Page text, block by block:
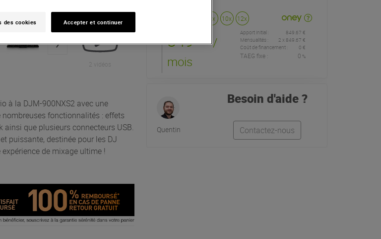
2 vidéos
à la DJM-900NXS2 avec une
fonctionnalités : effets
ainsi que plusieurs connecteurs USB.
puissante, destinée pour les DJ
de mixage ultime !
4x 10x 12x
849
/
mois
Apport initial :
849.67 €
Mensualités :
2 x 849.67 €
Coût de financement :
0 €
TAEG fixe : 0 %
Quentin
Besoin d'aide ?
Contactez-nous
des cookies Accepter et continuer